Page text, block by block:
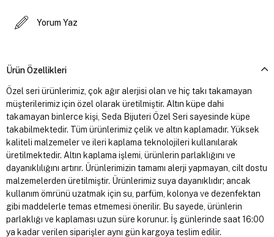
Yorum Yaz
Ürün Özellikleri
Özel seri ürünlerimiz, çok ağır alerjisi olan ve hiç takı takamayan
müşterilerimiz için özel olarak üretilmiştir. Altın küpe dahi
takamayan binlerce kişi, Seda Bijuteri Özel Seri sayesinde küpe
takabilmektedir. Tüm ürünlerimiz çelik ve altın kaplamadır. Yüksek
kaliteli malzemeler ve ileri kaplama teknolojileri kullanılarak
üretilmektedir. Altın kaplama işlemi, ürünlerin parlaklığını ve
dayanıklılığını artırır. Ürünlerimizin tamamı alerji yapmayan, cilt dostu
malzemelerden üretilmiştir. Ürünlerimiz suya dayanıklıdır; ancak
kullanım ömrünü uzatmak için su, parfüm, kolonya ve dezenfektan
gibi maddelerle temas etmemesi önerilir. Bu sayede, ürünlerin
parlaklığı ve kaplaması uzun süre korunur. İş günlerinde saat 16:00
ya kadar verilen siparişler aynı gün kargoya teslim edilir.